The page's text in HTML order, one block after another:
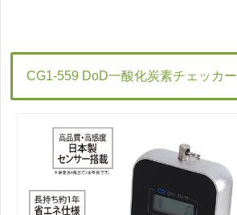
CG1-559 DoD一酸化炭素チェッカー